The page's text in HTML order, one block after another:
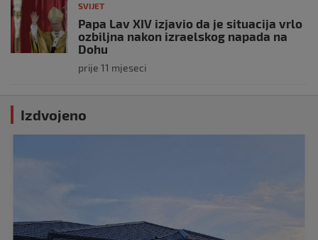
SVIJET
Papa Lav XIV izjavio da je situacija vrlo
ozbiljna nakon izraelskog napada na
Dohu
prije 11 mjeseci
Izdvojeno